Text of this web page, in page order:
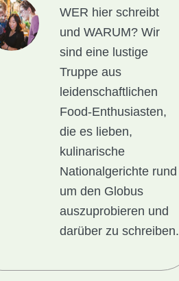
WER hier schreibt
und WARUM?Wir
sind eine lustige
Truppe aus
leidenschaftlichen
Food-Enthusiasten,
die es lieben,
kulinarische
Nationalgerichte rund
um den Globus
auszuprobieren und
darüber zu schreiben.